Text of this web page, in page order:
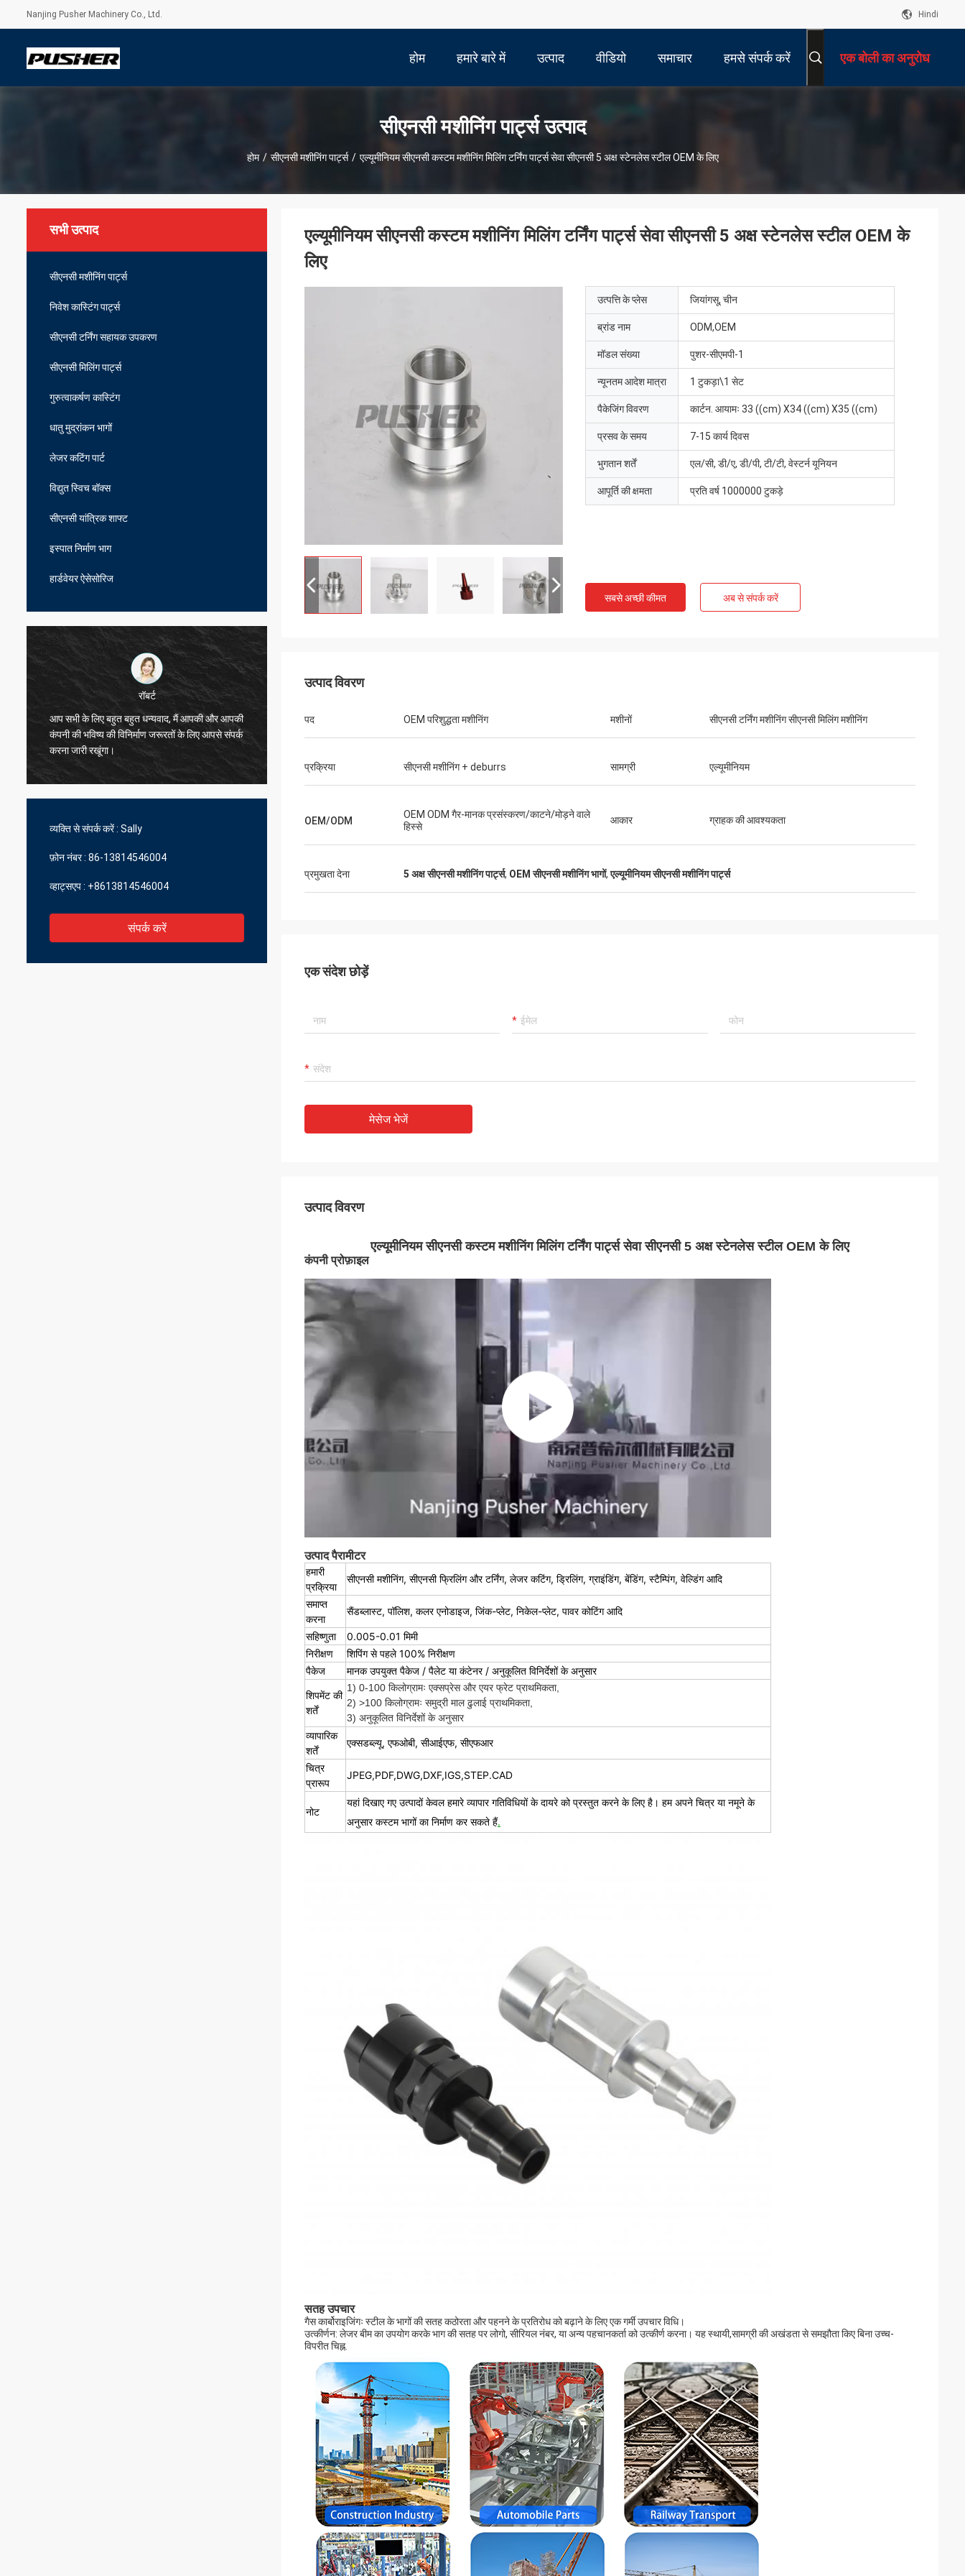
Nanjing Pusher Machinery Co., Ltd. Hindi
होम हमारे बारे में उत्पाद वीडियो समाचार हमसे संपर्क करें एक बोली का अनुरोध
सीएनसी मशीनिंग पार्ट्स उत्पाद
होम / सीएनसी मशीनिंग पार्ट्स / एल्यूमीनियम सीएनसी कस्टम मशीनिंग मिलिंग टर्निंग पार्ट्स सेवा सीएनसी 5 अक्ष स्टेनलेस स्टील OEM के लिए
सभी उत्पाद
सीएनसी मशीनिंग पार्ट्स
निवेश कास्टिंग पार्ट्स
सीएनसी टर्निंग सहायक उपकरण
सीएनसी मिलिंग पार्ट्स
गुरुत्वाकर्षण कास्टिंग
धातु मुद्रांकन भागों
लेजर कटिंग पार्ट
विद्युत स्विच बॉक्स
सीएनसी यांत्रिक शाफ्ट
इस्पात निर्माण भाग
हार्डवेयर ऐसेसोरिज
बहुत बहुत धन्यवाद, मैं आपकी और आपकी
की विनिर्माण जरूरतों के लिए आपसे संपर्क
मैं आप लोगों के लिए धन्यवाद करना चाहता हूँ वे हमारे लिए
बहुत अच्छे और मददगार हैं।
व्यक्ति से संपर्क करें : Sally
फ़ोन नंबर : 86-13814546004
व्हाट्सएप : +8613814546004
संपर्क करें
एल्यूमीनियम सीएनसी कस्टम मशीनिंग मिलिंग टर्निंग पार्ट्स सेवा सीएनसी 5 अक्ष स्टेनलेस स्टील OEM के
लिए
उत्पत्ति के प्लेस जियांगसू, चीन
ब्रांड नाम ODM,OEM
मॉडल संख्या पुशर-सीएमपी-1
न्यूनतम आदेश मात्रा 1 टुकड़ा\1 सेट
पैकेजिंग विवरण कार्टन. आयामः 33 ((cm) X34 ((cm) X35 ((cm)
प्रसव के समय 7-15 कार्य दिवस
भुगतान शर्तें एल/सी, डी/ए, डी/पी, टी/टी, वेस्टर्न यूनियन
आपूर्ति की क्षमता प्रति वर्ष 1000000 टुकड़े
सबसे अच्छी कीमत अब से संपर्क करें
उत्पाद विवरण
पद OEM परिशुद्धता मशीनिंग मशीनों सीएनसी टर्निंग मशीनिंग सीएनसी मिलिंग मशीनिंग
प्रक्रिया सीएनसी मशीनिंग + deburrs सामग्री एल्यूमीनियम
OEM/ODM
OEM ODM गैर-मानक प्रसंस्करण/काटने/मोड़ने वाले
हिस्से
आकार ग्राहक की आवश्यकता
प्रमुखता देना 5 अक्ष सीएनसी मशीनिंग पार्ट्स, OEM सीएनसी मशीनिंग भागों,एल्यूमीनियम सीएनसी मशीनिंग पार्ट्स
एक संदेश छोड़ें
मेसेज भेजें
उत्पाद विवरण
एल्यूमीनियम सीएनसी कस्टम मशीनिंग मिलिंग टर्निंग पार्ट्स सेवा सीएनसी 5 अक्ष स्टेनलेस स्टील OEM के लिए
कंपनी प्रोफ़ाइल
उत्पाद पैरामीटर
हमारी
प्रक्रिया
सीएनसी मशीनिंग, सीएनसी फ्रिलिंग और टर्निंग, लेजर कटिंग, ड्रिलिंग, ग्राइंडिंग, बेंडिंग, स्टैम्पिंग, वेल्डिंग आदि
समाप्त
करना
सैंडब्लास्ट, पॉलिश, कलर एनोडाइज, जिंक-प्लेट, निकेल-प्लेट, पावर कोटिंग आदि
सहिष्णुता
0.005-0.01 मिमी
निरीक्षण
शिपिंग से पहले 100% निरीक्षण
पैकेज
मानक उपयुक्त पैकेज / पैलेट या कंटेनर / अनुकूलित विनिर्देशों के अनुसार
शिपमेंट की
शर्तें
1) 0-100 किलोग्रामः एक्सप्रेस और एयर फ्रेट प्राथमिकता,
2) >100 किलोग्रामः समुद्री माल ढुलाई प्राथमिकता,
3) अनुकूलित विनिर्देशों के अनुसार
व्यापारिक
शर्तें
एक्सडब्ल्यू, एफओबी, सीआईएफ, सीएफआर
चित्र
प्रारूप
JPEG,PDF,DWG,DXF,IGS,STEP.CAD
नोट
यहां दिखाए गए उत्पादों केवल हमारे व्यापार गतिविधियों के दायरे को प्रस्तुत करने के लिए है। हम अपने चित्र या नमूने के
अनुसार कस्टम भागों का निर्माण कर सकते हैं.
सतह उपचार
गैस कार्बोराइजिंगः स्टील के भागों की सतह कठोरता और पहनने के प्रतिरोध को बढ़ाने के लिए एक गर्मी उपचार विधि।
उत्कीर्णन: लेजर बीम का उपयोग करके भाग की सतह पर लोगो, सीरियल नंबर, या अन्य पहचानकर्ता को उत्कीर्ण करना। यह स्थायी,सामग्री की अखंडता से समझौता किए बिना उच्च-
विपरीत चिह्न.